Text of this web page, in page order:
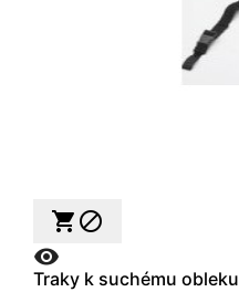
 

Traky k suchému obleku